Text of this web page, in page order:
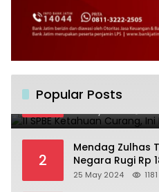
Popular Posts
1
Pertamina
2
Mendag Zulhas
Negara Rugi Rp
25 May 2024 1181